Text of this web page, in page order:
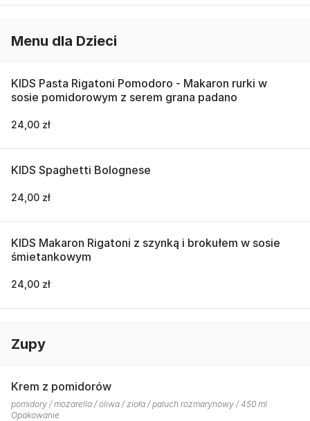
Menu dla Dzieci
KIDS Pasta Rigatoni Pomodoro - Makaron rurki w
sosie pomidorowym z serem grana padano
24,00 zł
KIDS Spaghetti Bolognese
24,00 zł
KIDS Makaron Rigatoni z szynką i brokułem w sosie
śmietankowym
24,00 zł
Zupy
Krem z pomidorów
pomidory / mozarella / oliwa / zioła / paluch rozmarynowy / 450 ml
Opakowanie